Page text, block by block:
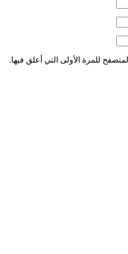
للمرة الأولى التي أعلق فيها.